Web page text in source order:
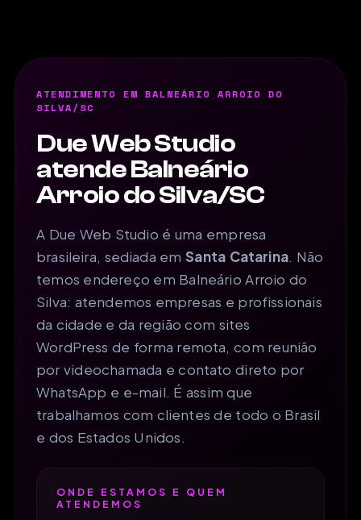
ATENDIMENTO EM BALNEÁRIO ARROIO DO
SILVA/SC
Due Web Studio
atende Balneário
Arroio do Silva/SC
A Due Web Studio é uma empresa
brasileira, sediada emSanta Catarina. Não
temos endereço em Balneário Arroio do
Silva: atendemos empresas e profissionais
da cidade e da região com sites
WordPress de forma remota, com reunião
por videochamada e contato direto por
WhatsApp e e-mail. É assim que
trabalhamos com clientes de todo o Brasil
e dos Estados Unidos.
ONDE ESTAMOS E QUEM
ATENDEMOS